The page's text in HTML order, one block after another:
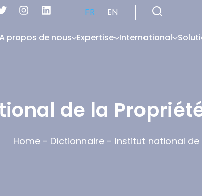
FR EN
propos de nous Expertise International
de la
Home - Dictionnaire - Institut national de